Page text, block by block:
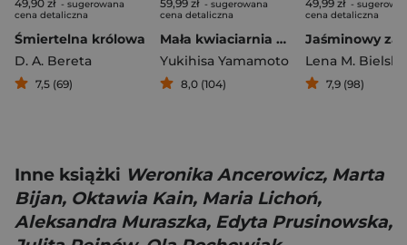
49,90 zł - sugerowana
cena detaliczna
Śmiertelna królowa
D. A. Bereta
7,5 (69)
59,99 zł - sugerowana
cena detaliczna
Mała kwiaciarnia w Tokio
Yukihisa Yamamoto
8,0 (104)
49,99 zł -
cena detaliczna
Lena M. Bielska
7,9 (98)
Inne książki Weronika Ancerowicz, Marta
Bijan, Oktawia Kain, Maria Lichoń,
Aleksandra Muraszka, Edyta Prusinowska,